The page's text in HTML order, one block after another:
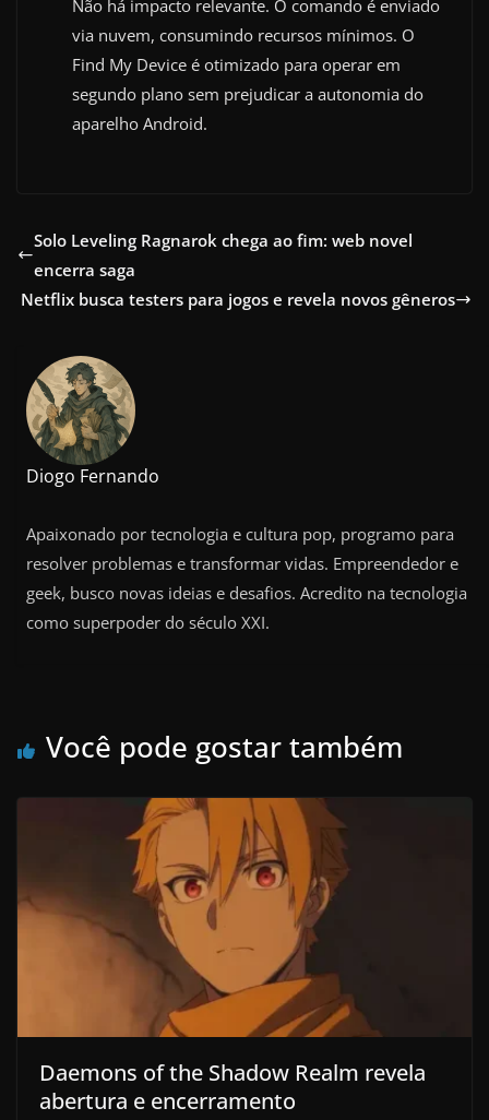
Não há impacto relevante. O comando é enviado
via nuvem, consumindo recursos mínimos. O
Find My Device é otimizado para operar em
segundo plano sem prejudicar a autonomia do
aparelho Android.
Solo Leveling Ragnarok chega ao fim: web novel
encerra saga
Netflix busca testers para jogos e revela novos gêneros
Diogo Fernando
Apaixonado por tecnologia e cultura pop, programo para
resolver problemas e transformar vidas. Empreendedor e
geek, busco novas ideias e desafios. Acredito na tecnologia
como superpoder do século XXI.
Você pode gostar também
Daemons of the Shadow Realm revela
abertura e encerramento